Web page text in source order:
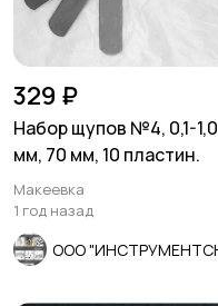
329 ₽
Набор щупов №4, 0,1-1,0
мм, 70 мм, 10 пластин.
Макеевка
1 год назад